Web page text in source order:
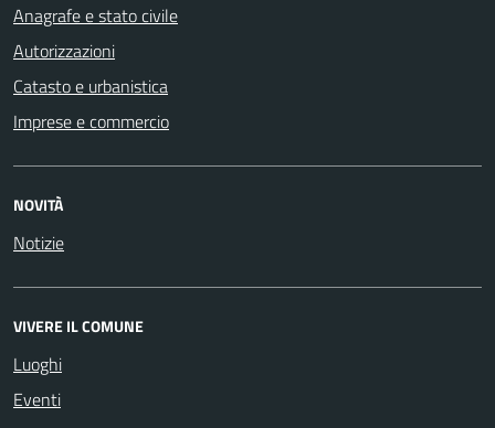
Anagrafe e stato civile
Autorizzazioni
Catasto e urbanistica
Imprese e commercio
NOVITÀ
Notizie
VIVERE IL COMUNE
Luoghi
Eventi